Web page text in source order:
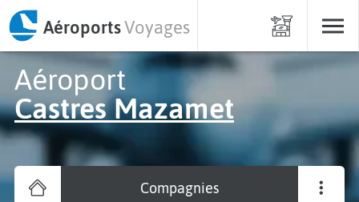
AéroportsVoyages
Aéroport
Castres Mazamet
Compagnies